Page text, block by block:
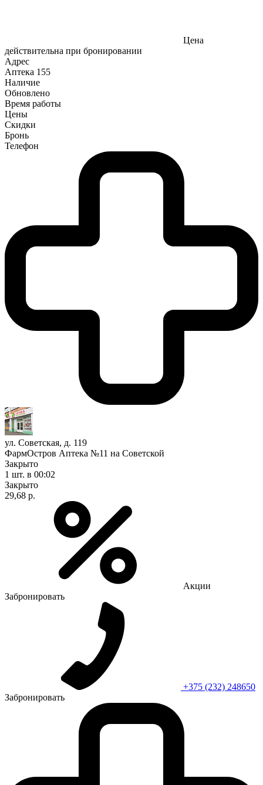
Цена
действительна при бронировании
Адрес
Аптека 155
Наличие
Обновлено
Время работы
Цены
Скидки
Бронь
Телефон
ул. Советская, д. 119
ФармОстров Аптека №11 на Советской
Закрыто
1 шт. в 00:02
Закрыто
29,68 р.
Акции
Забронировать
+375 (232) 248650
Забронировать